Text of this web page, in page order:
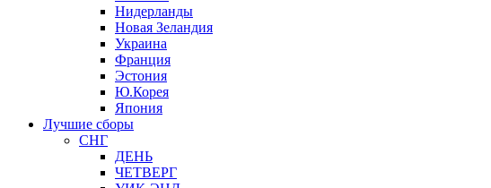
Нидерланды
Новая Зеландия
Украина
Франция
Эстония
Ю.Корея
Япония
Лучшие сборы
СНГ
ДЕНЬ
ЧЕТВЕРГ